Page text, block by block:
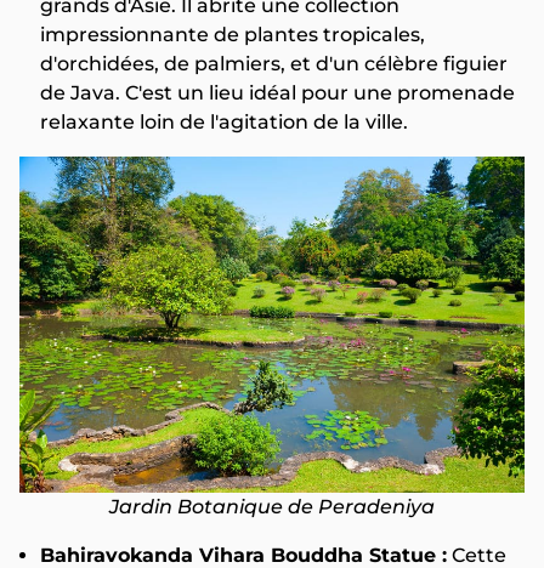
grands d'Asie. Il abrite une collection
impressionnante de plantes tropicales,
d'orchidées, de palmiers, et d'un célèbre figuier
de Java. C'est un lieu idéal pour une promenade
relaxante loin de l'agitation de la ville.
Jardin Botanique de Peradeniya
Bahiravokanda Vihara Bouddha Statue : Cette